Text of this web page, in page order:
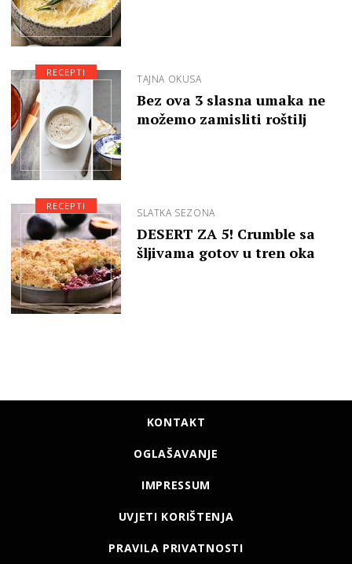
TAJNA OKUSA
Bez ova 3 slasna umaka ne
možemo zamisliti roštilj
RECEPTI
SLATKA SEZONA
DESERT ZA 5! Crumble sa
šljivama gotov u tren oka
RECEPTI
KONTAKT
OGLAŠAVANJE
IMPRESSUM
UVJETI KORIŠTENJA
PRAVILA PRIVATNOSTI